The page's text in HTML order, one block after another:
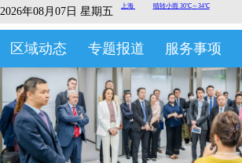
2026年08月07日 星期五
区域动态 专题报道 服务事项